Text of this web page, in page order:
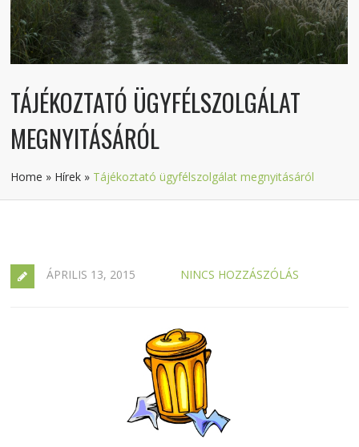
TÁJÉKOZTATÓ ÜGYFÉLSZOLGÁLAT
MEGNYITÁSÁRÓL
Home » Hírek » Tájékoztató ügyfélszolgálat megnyitásáról
ÁPRILIS 13, 2015 NINCS HOZZÁSZÓLÁS